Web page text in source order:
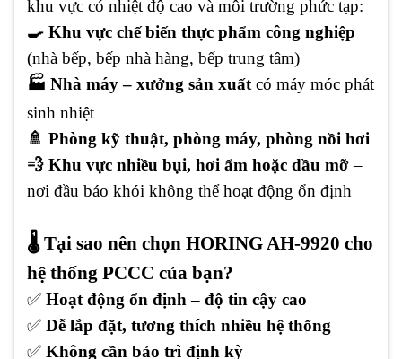
khu vực có nhiệt độ cao và môi trường phức tạp:
🍳 Khu vực chế biến thực phẩm công nghiệp
(nhà bếp, bếp nhà hàng, bếp trung tâm)
🏭 Nhà máy – xưởng sản xuất có máy móc phát
sinh nhiệt
🚿 Phòng kỹ thuật, phòng máy, phòng nồi hơi
💨 Khu vực nhiều bụi, hơi ẩm hoặc dầu mỡ–
nơi đầu báo khói không thể hoạt động ổn định
🌡️ Tại sao nên chọn HORING AH-9920 cho
hệ thống PCCC của bạn?
✅ Hoạt động ổn định – độ tin cậy cao
✅ Dễ lắp đặt, tương thích nhiều hệ thống
✅ Không cần bảo trì định kỳ